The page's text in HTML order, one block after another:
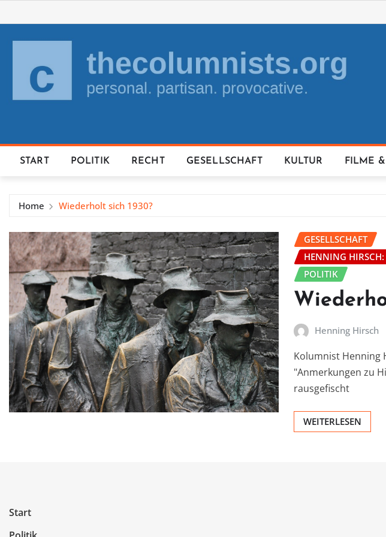
to
content
START POLITIK RECHT GESELLSCHAFT KULTUR FILME
Home Wiederholt sich 1930?
GESELLSCHAFT
HENNING
POLITIK
Henning Hirsch
Kolumnist Henning
"Anmerkungen zu
rausgefischt
WEITERLESEN
Start